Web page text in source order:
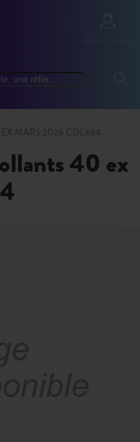
Mon
MARS 2026 CDL484